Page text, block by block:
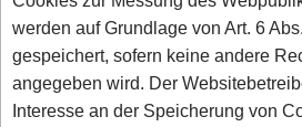
werden auf Grundlage von Art. 6
gespeichert, sofern keine andere
angegeben wird. Der
Interesse an der Speicherung von